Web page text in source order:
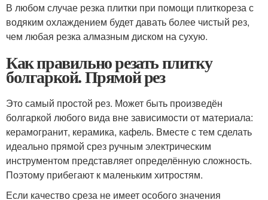
В любом случае резка плитки при помощи плиткореза с
водяким охлаждением будет давать более чистый рез,
чем любая резка алмазным диском на сухую.
Как правильно резать плитку
болгаркой. Прямой рез
Это самый простой рез. Может быть произведён
болгаркой любого вида вне зависимости от материала:
керамогранит, керамика, кафель. Вместе с тем сделать
идеально прямой срез ручным электрическим
инструментом представляет определённую сложность.
Поэтому прибегают к маленьким хитростям.
Если качество среза не имеет особого значения